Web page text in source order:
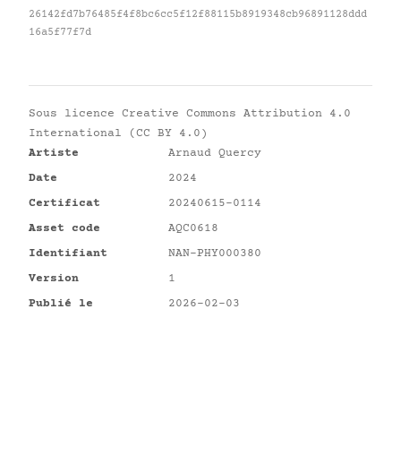
26142fd7b76485f4f8bc6cc5f12f88115b8919348cb96891128ddd
16a5f77f7d
Sous licence Creative Commons Attribution 4.0
International (CC BY 4.0)
Artiste
Arnaud Quercy
Date
2024
Certificat
20240615-0114
Asset code
AQC0618
Identifiant
NAN-PHY000380
Version
1
Publié le
2026-02-03